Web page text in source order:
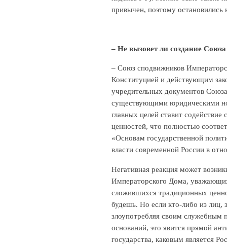
привычен, поэтому остановились
– Не вызовет ли создание
– Союз сподвижников
Конституцией и действующим
учредительных документов
существующими юридическими
главных целей ставит
ценностей, что полностью
«Основам государственной
власти современной России в
Негативная реакция может
Императорского Дома,
сложившихся традиционных
будешь. Но если кто-либо из лиц,
злоупотребляя своим служебным
оснований, это явится прямой
государства, каковым является